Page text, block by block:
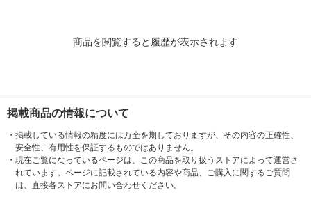
商品を閲覧すると履歴が表示されます
掲載商品の情報について
・ 掲載している情報の精度には万全を期しておりますが、その内容の正確性、
安全性、有用性を保証するものではありません。
・ 現在ご覧になっているページは、この商品を取り扱うストアによって運営さ
れています。ページに記載されている内容や商品、ご購入に関するご質問
は、直接各ストアにお問い合わせください。